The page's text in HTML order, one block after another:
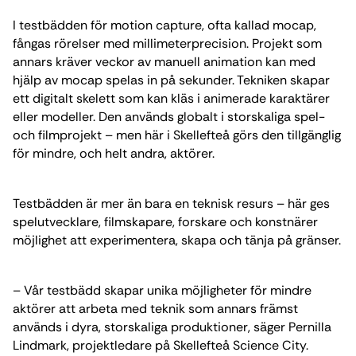
I testbädden för motion capture, ofta kallad mocap,
fångas rörelser med millimeterprecision. Projekt som
annars kräver veckor av manuell animation kan med
hjälp av mocap spelas in på sekunder. Tekniken skapar
ett digitalt skelett som kan kläs i animerade karaktärer
eller modeller. Den används globalt i storskaliga spel-
och filmprojekt – men här i Skellefteå görs den tillgänglig
för mindre, och helt andra, aktörer.
Testbädden är mer än bara en teknisk resurs – här ges
spelutvecklare, filmskapare, forskare och konstnärer
möjlighet att experimentera, skapa och tänja på gränser.
– Vår testbädd skapar unika möjligheter för mindre
aktörer att arbeta med teknik som annars främst
används i dyra, storskaliga produktioner, säger Pernilla
Lindmark, projektledare på Skellefteå Science City.